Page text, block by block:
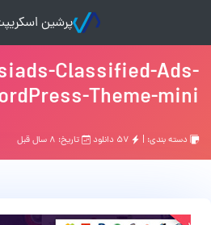
پرشین
Classified-Ads-
Theme-mini
دسته بندی: | تاریخ: ۸ سال قبل